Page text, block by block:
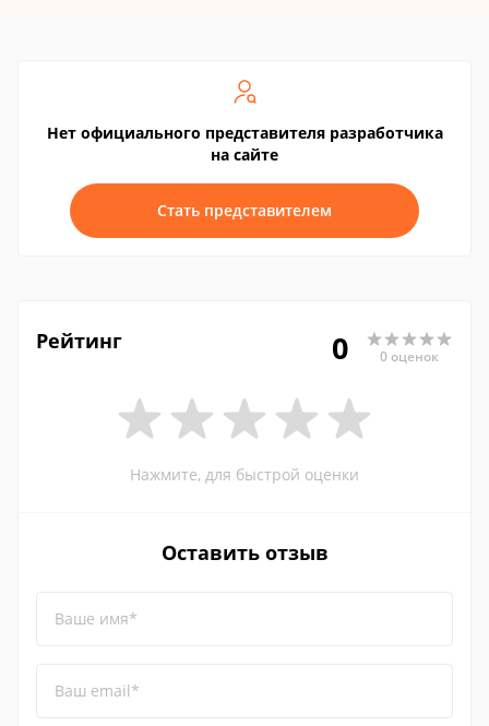
Нет официального представителя разработчика
на сайте
Стать представителем
Рейтинг 0 0 оценок
Нажмите, для быстрой оценки
Оставить отзыв
Ваше имя*
Ваш email*